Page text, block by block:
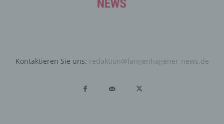
Kontaktieren Sie uns: redaktion@langenhagener-news.de
Daten und Informationen. Diese allgemeinen Daten und
Internetseite, von welcher ein zugreifendes System auf
System auf unserer Internetseite angesteuert werden,